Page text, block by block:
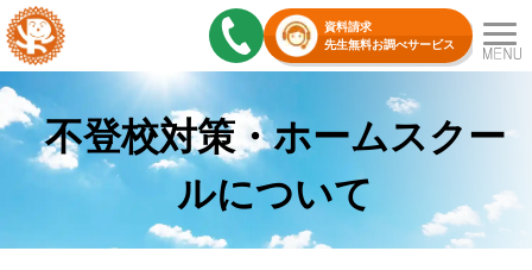
資料請求
先生無料お調べサービス
不登校対策・ホームスクー
ルについて